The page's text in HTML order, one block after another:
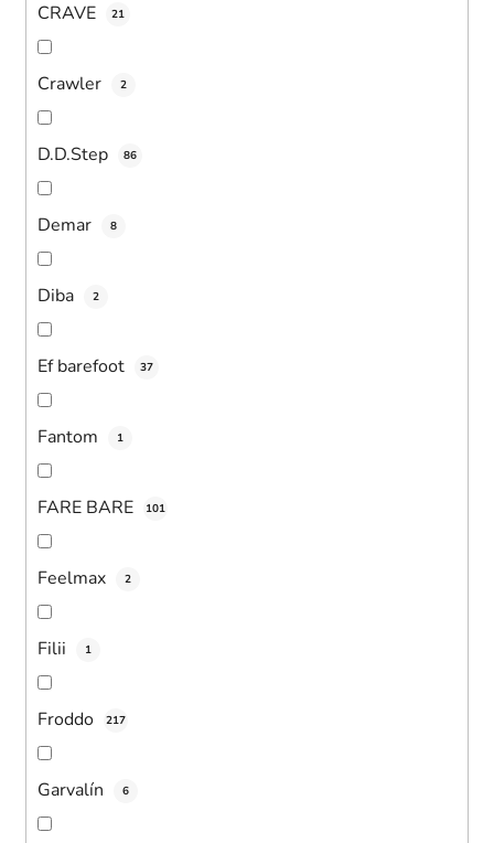
CRAVE 21
Crawler 2
D.D.Step 86
Demar 8
Diba 2
Ef barefoot 37
Fantom 1
FARE BARE 101
Feelmax 2
Filii 1
Froddo 217
Garvalín 6